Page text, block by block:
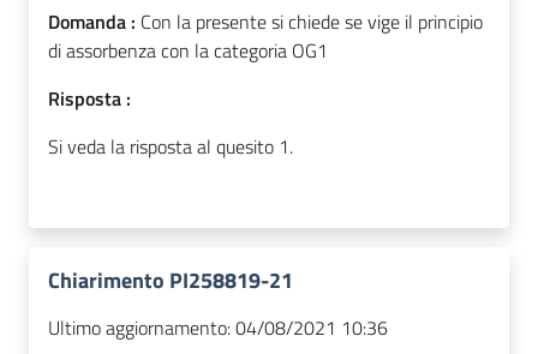
Domanda : Con la presente si chiede se vige il principio
di assorbenza con la categoria OG1
Risposta :
Si veda la risposta al quesito 1.
Chiarimento PI258819-21
Ultimo aggiornamento:04/08/2021 10:36